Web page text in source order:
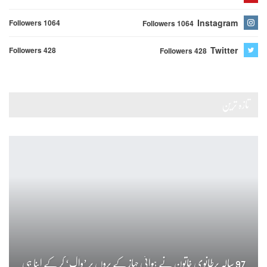
Instagram
Followers 1064
Followers 1064
Twitter
Followers 428
Followers 428
97 سالہ برطانوی خاتون نے ہوائی جہاز کے پروں پر ’واک‘ کر کے اپنا ہی